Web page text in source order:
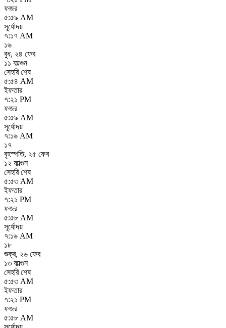
ফজর
৫:৫৯ AM
সূর্যোদয়
৭:১৭ AM
১৬
বুধ, ২৪ ফেব
১১ ফাল্গুন
সেহরি শেষ
৫:৫৪ AM
ইফতার
৭:২১ PM
ফজর
৫:৫৯ AM
সূর্যোদয়
৭:১৬ AM
১৭
বৃহস্পতি, ২৫ ফেব
১২ ফাল্গুন
সেহরি শেষ
৫:৫৩ AM
ইফতার
৭:২১ PM
ফজর
৫:৫৮ AM
সূর্যোদয়
৭:১৬ AM
১৮
শুক্র, ২৬ ফেব
১৩ ফাল্গুন
সেহরি শেষ
৫:৫৩ AM
ইফতার
৭:২১ PM
ফজর
৫:৫৮ AM